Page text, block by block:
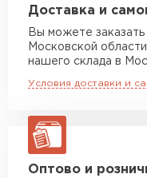
минимальное
возможность
необходимых
богатая
возможность
профнастила;
Машина до 20 тн
Манипулятор до 5
макс. длина груза
макс. длина груза 8
Манипулятор до 20
макс. длина груза
Доставка и
Вы можете
Московской
нашего склада в
Условия доставки и
Оптово и